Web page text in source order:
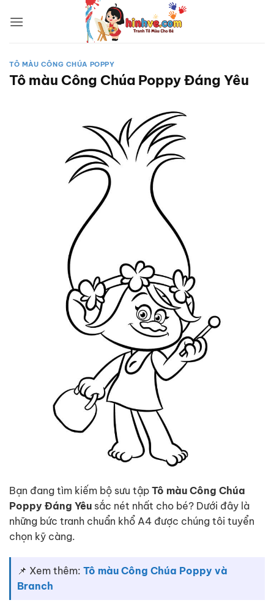
qua
TÔ MÀU CÔNG CHÚA POPPY
Tô màu Công Chúa Poppy Đáng Yêu
Bạn đang tìm kiếm bộ sưu tập Tô màu Công Chúa
Poppy Đáng Yêu sắc nét nhất cho bé? Dưới đây là
những bức tranh chuẩn khổ A4 được chúng tôi tuyển
chọn kỹ càng.
📌 Xem thêm: Tô màu Công Chúa Poppy và
Branch